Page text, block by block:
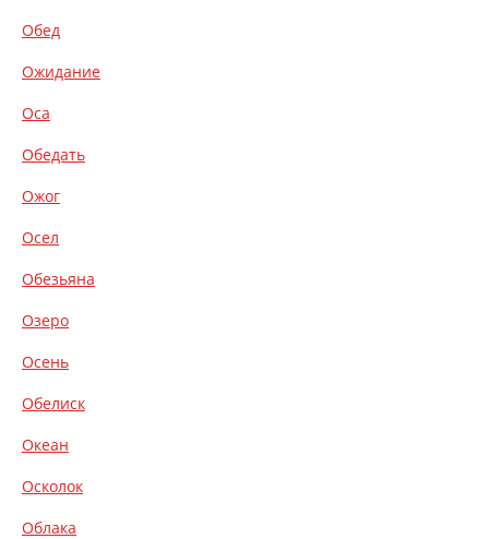
Обед
Ожидание
Оса
Обедать
Ожог
Осел
Обезьяна
Озеро
Осень
Обелиск
Океан
Осколок
Облака